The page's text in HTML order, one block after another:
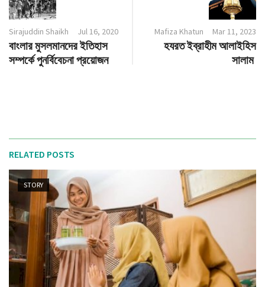
Sirajuddin Shaikh Jul 16, 2020
বাংলার মুসলমানদের ইতিহাস
সম্পর্কে পুনর্বিবেচনা প্রয়োজন
Mafiza Khatun Mar 11, 2023
হযরত ইব্রাহীম আলাইহিস
সালাম
RELATED POSTS
STORY